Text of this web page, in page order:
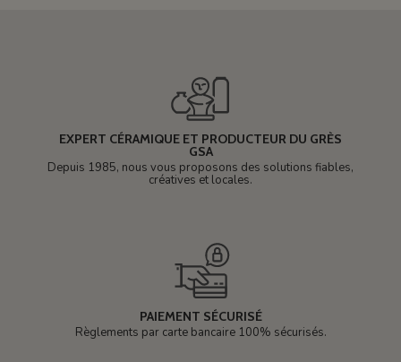
EXPERT CÉRAMIQUE ET PRODUCTEUR DU GRÈS
GSA
Depuis 1985, nous vous proposons des solutions fiables,
créatives et locales.
PAIEMENT SÉCURISÉ
Règlements par carte bancaire 100% sécurisés.